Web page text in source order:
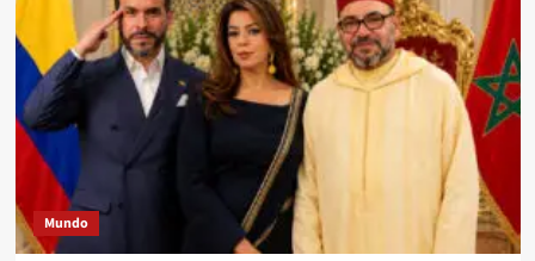
Mundo